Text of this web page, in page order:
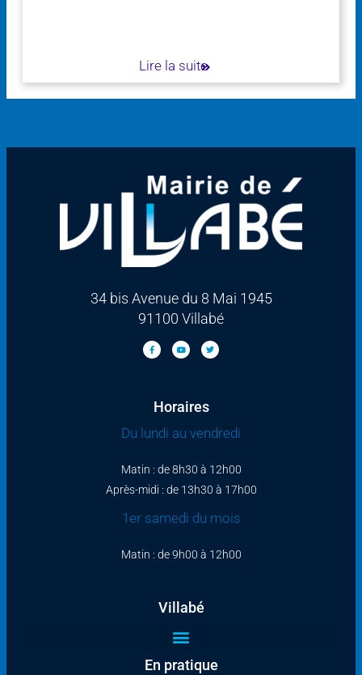
Lire la suite
34 bis Avenue du 8 Mai 1945
91100 Villabé
Horaires
Du lundi au vendredi
Matin : de 8h30 à 12h00
Après-midi : de 13h30 à 17h00
1er samedi du mois
Matin : de 9h00 à 12h00
Villabé
En pratique